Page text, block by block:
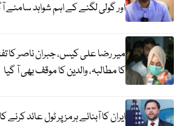
اور گولی لگنے کے اہم شواہد سامنے
میر رضا علی کیس، جبران ناصر کا
کا مطالبہ، والدین کا موقف بھی آ گیا
ایران کا آبنائے ہرمز پر ٹول عائد